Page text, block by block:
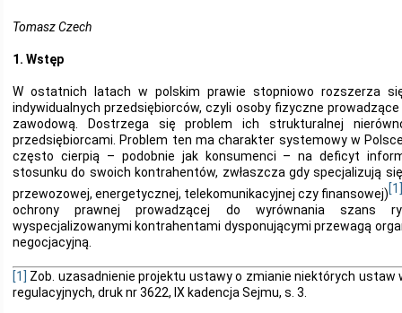
Tomasz Czech
1. Wstęp
W ostatnich latach w polskim prawie stopniowo rozszerza
indywidualnych przedsiębiorców, czyli osoby fizyczne
zawodową. Dostrzega się problem ich strukturalnej
przedsiębiorcami. Problem ten ma charakter systemowy w
często cierpią – podobnie jak konsumenci – na deficyt
stosunku do swoich kontrahentów, zwłaszcza gdy specjalizują
przewozowej, energetycznej, telekomunikacyjnej czy finansowej)
ochrony prawnej prowadzącej do wyrównania szans
wyspecjalizowanymi kontrahentami dysponującymi przewagą
negocjacyjną.
[1] Zob. uzasadnienie projektu ustawy o zmianie niektórych ustaw
regulacyjnych, druk nr 3622, IX kadencja Sejmu, s. 3.